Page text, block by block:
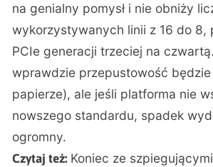
na genialny pomysł i nie obniży
wykorzystywanych linii z 16 do 8,
PCIe generacji trzeciej na
wprawdzie przepustowość
papierze), ale jeśli platforma nie
nowszego standardu, spadek
ogromny.
Czytaj też: Koniec ze